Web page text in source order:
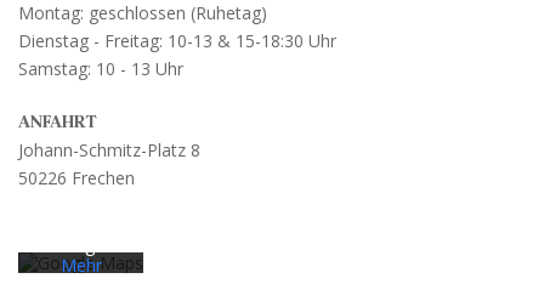
Montag: geschlossen (Ruhetag)
Dienstag - Freitag: 10-13 & 15-18:30 Uhr
Samstag: 10 - 13 Uhr
ANFAHRT
Johann-Schmitz-Platz 8
50226 Frechen
Mit dem
Karte
akzeptieren
Sie die
Datenschut
Mehr